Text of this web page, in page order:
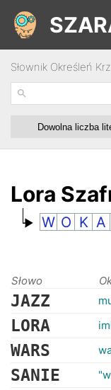
Słownik Określeń
Lora
W O K A
Słowo
JAZZ
LORA
WARS
SANIE